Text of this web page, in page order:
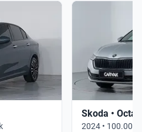
Skoda •
2024 • 100.000